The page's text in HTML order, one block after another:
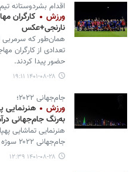
اقدام بشردوستانه
ورزش
کارگران
نارنجی+عکس
همان‌طور که سرمربی
تعدادی از کارگران
حضور پیدا کردند.
۱۴۰۱-۰۸-۲۸ ۱۹:۱۱
جام‌جهانی ۲۰۲۲؛
ورزش
هنرنمایی
به‌رنگ جام‌جهانی
هنرنمایی تماشایی
جام‌جهانی ۲۰۲۲ سوژه جذابی برای هواداران شد.
۱۴۰۱-۰۸-۲۸ ۱۲:۳۹